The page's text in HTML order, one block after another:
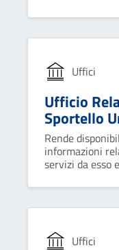
Uffici
Ufficio
Sportello
Rende
informazioni
servizi da esso
Uffici